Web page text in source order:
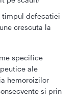
timpul defecatiei
crescuta la
specifice
ale
hemoroizilor
si prin